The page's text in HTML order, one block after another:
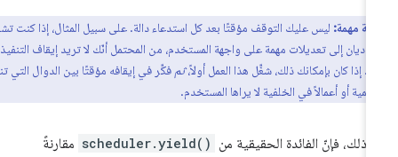
مهمة:ليس عليك التوقف مؤقتًا بعد كل استدعاء دالة. على سبيل المثال، إذا كنت تشغّل
إلى تعديلات مهمة على واجهة المستخدم، من المحتمل أنّك لا تريد إيقاف التنفيذ
إذا كان بإمكانك ذلك، شغِّل هذا العمل أولاً، ثمفكِّر في إيقافه مؤقتًا بين الدوال التي تنفّذ
أهمية أو أعمالاً في الخلفية لا يراها المستخدم.
ذلك، فإنّ الفائدة الحقيقية من scheduler.yield() مقارنةً